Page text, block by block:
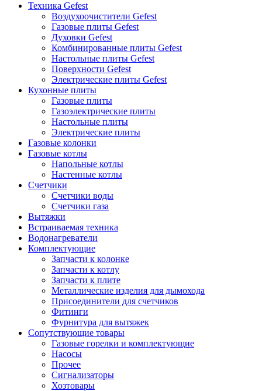
Техника Gefest
Воздухоочистители Gefest
Газовые плиты Gefest
Духовки Gefest
Комбинированные плиты Gefest
Настольные плиты Gefest
Поверхности Gefest
Электрические плиты Gefest
Кухонные плиты
Газовые плиты
Газоэлектрические плиты
Настольные плиты
Электрические плиты
Газовые колонки
Газовые котлы
Напольные котлы
Настенные котлы
Счетчики
Счетчики воды
Счетчики газа
Вытяжки
Встраиваемая техника
Водонагреватели
Комплектующие
Запчасти к колонке
Запчасти к котлу
Запчасти к плите
Металлические изделия для дымохода
Присоединители для счетчиков
Фитинги
Фурнитура для вытяжек
Сопутствующие товары
Газовые горелки и комплектующие
Насосы
Прочее
Сигнализаторы
Хозтовары